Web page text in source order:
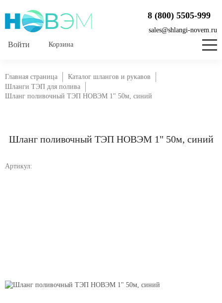
8 (800) 5505-999
sales@shlangi-novem.ru
Корзина
Главная страница
Каталог шлангов и рукавов
Шланги ТЭП для полива
Шланг поливочный ТЭП НОВЭМ 1" 50м, синий
Шланг поливочный ТЭП НОВЭМ 1" 50м, синий
Артикул: